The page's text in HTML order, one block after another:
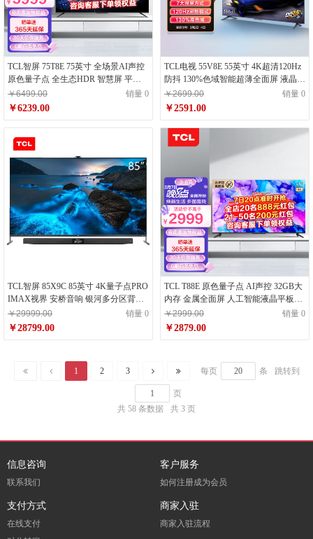
TCL智屏 75T8E 75英寸 全场景AI声控
原色量子点 全生态HDR 智慧屏 平板
电视机
￥6499.00 销量 0
￥6239.00
TCL电视 55V8E 55英寸 4K超清120Hz
防抖 130%色域智能超薄全面屏 液晶平
板电视机 2+32G内存 双频WiFi
￥2699.00 销量 0
￥2591.00
TCL智屏 85X9C 85英寸 4K量子点PRO
IMAX视界 安桥音响 银河多分区背光
全场景AI 线下同款 平板电视机
￥29999.00 销量 0
￥28799.00
TCL T88E 原色量子点 AI声控 32GB大
内存 金属全面屏 人工智能液晶平板电
视机 55英寸 55T88E 量子点AI智屏 黑
色
￥2999.00 销量 0
￥2879.00
1 2 3 每页 条 跳转到
页
共 58 条数据
共 3 页
信息咨询
联系我们
客户服务
如何注册成为会员
支付方式
在线支付
商家入驻
商家入驻流程